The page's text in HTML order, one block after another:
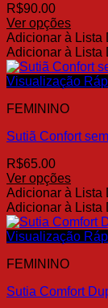
escolhidas
na
página
do
produto
R$90.00
Ver opções
Este
produto
tem
várias
As
podem
escolhidas
na
página
do
produto
Adicionar à Lista
Adicionar à Lista
Visualização
FEMININO
Sutiã Confort
R$65.00
Ver opções
Este
produto
tem
várias
As
podem
Adicionar à Lista
Adicionar à Lista
Visualização
FEMININO
Sutia Comfort